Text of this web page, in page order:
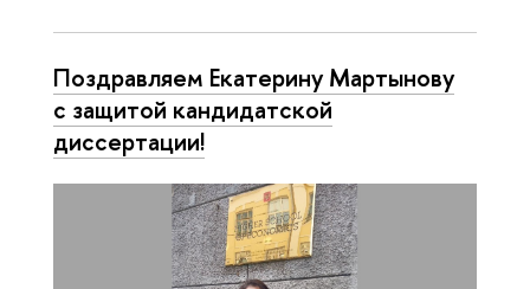
Поздравляем Екатерину Мартынову
с защитой кандидатской
диссертации!